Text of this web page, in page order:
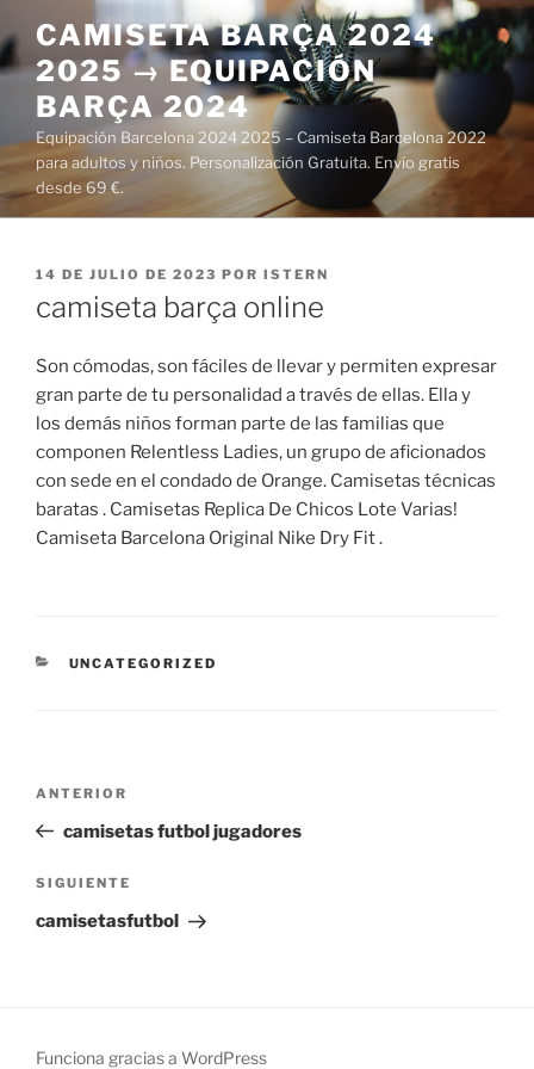
al
contenido
CAMISETA BARÇA 2024
2025 → EQUIPACIÓN
BARÇA 2024
Equipación Barcelona 2024 2025 – Camiseta Barcelona 2022
para adultos y niños. Personalización Gratuita. Envío gratis
desde 69 €.
PUBLICADO
14 DE JULIO DE 2023 POR ISTERN
camiseta barça online
Son cómodas, son fáciles de llevar y permiten expresar
gran parte de tu personalidad a través de ellas. Ella y
los demás niños forman parte de las familias que
componen Relentless Ladies, un grupo de aficionados
con sede en el condado de Orange. Camisetas técnicas
baratas . Camisetas Replica De Chicos Lote Varias!
Camiseta Barcelona Original Nike Dry Fit .
CATEGORÍAS
UNCATEGORIZED
entradas
Entrada
anterior:
ANTERIOR
camisetas futbol jugadores
Siguiente
entrada
SIGUIENTE
camisetasfutbol
Funciona gracias a WordPress